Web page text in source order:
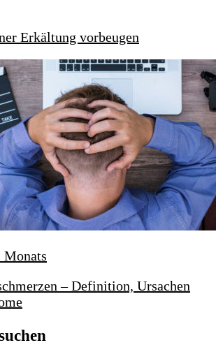
Erkältung vorbeugen
Monats
– Definition, Ursachen